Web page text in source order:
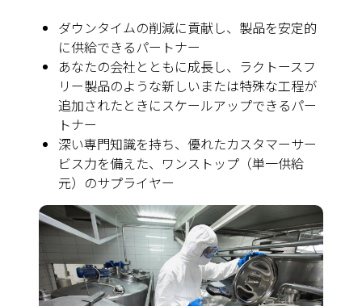
ダウンタイムの削減に貢献し、製品を安定的
に供給できるパートナー
あなたの会社とともに成長し、ラクトースフ
リー製品のような新しいまたは特殊な工程が
追加されたときにスケールアップできるパー
トナー
深い専門知識を持ち、優れたカスタマーサー
ビス力を備えた、ワンストップ（単一供給
元）のサプライヤー